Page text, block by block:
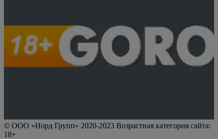
© ООО «Норд Групп» 2020-2023 Возрастная категория сайта:
18+